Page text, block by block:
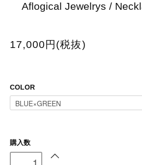
Aflogical Jewelrys /
17,000円(税抜)
COLOR
購入数